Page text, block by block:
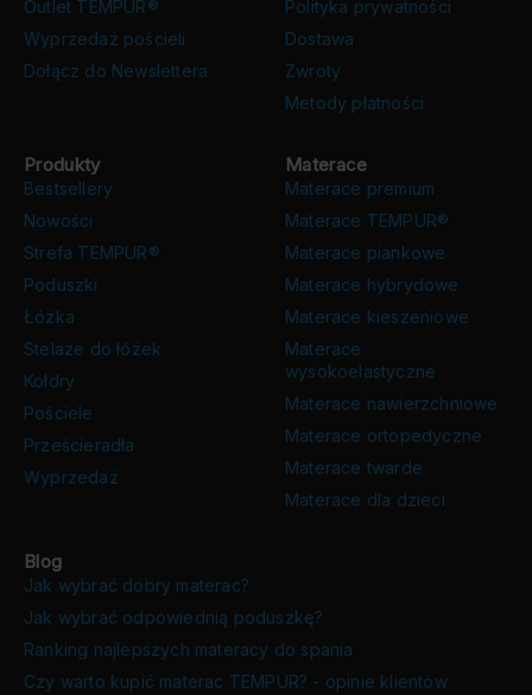
Outlet TEMPUR®
Wyprzedaż pościeli
Dołącz do Newslettera
Polityka prywatności
Dostawa
Zwroty
Metody płatności
Produkty
Bestsellery
Nowości
Strefa TEMPUR®
Poduszki
Łóżka
Stelaże do łóżek
Kołdry
Pościele
Prześcieradła
Wyprzedaż
Materace
Materace premium
Materace TEMPUR®
Materace piankowe
Materace hybrydowe
Materace kieszeniowe
Materace
wysokoelastyczne
Materace nawierzchniowe
Materace ortopedyczne
Materace twarde
Materace dla dzieci
Blog
Jak wybrać dobry materac?
Jak wybrać odpowiednią poduszkę?
Ranking najlepszych materacy do spania
Czy warto kupić materac TEMPUR? - opinie klientów